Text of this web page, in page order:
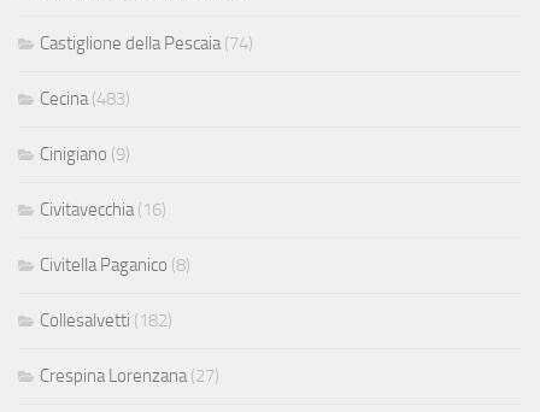
Castiglione della Pescaia (74)
Cecina (483)
Cinigiano (9)
Civitavecchia (16)
Civitella Paganico (8)
Collesalvetti (182)
Crespina Lorenzana (27)